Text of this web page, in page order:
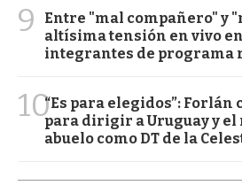
9
Entre "mal compañero" y
altísima tensión en vivo
integrantes de programa
10“Es para elegidos”: Forlán
para dirigir a Uruguay y el
abuelo como DT de la